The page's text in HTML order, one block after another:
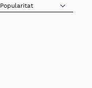
Sort Products